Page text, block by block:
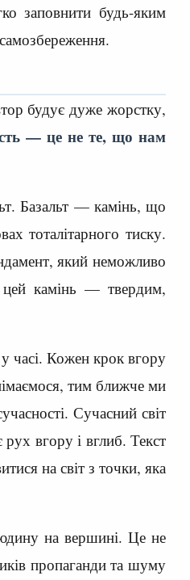
заповнити будь-яким
будує дуже жорстку,
— це не те, що нам
Базальт — камінь, що
тоталітарного тиску.
який неможливо
цей камінь — твердим,
часі. Кожен крок вгору
тим ближче ми
Сучасний світ
вгору і вглиб. Текст
на світ з точки, яка
на вершині. Це не
пропаганди та шуму